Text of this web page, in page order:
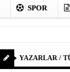
SPOR
YAZARLAR /